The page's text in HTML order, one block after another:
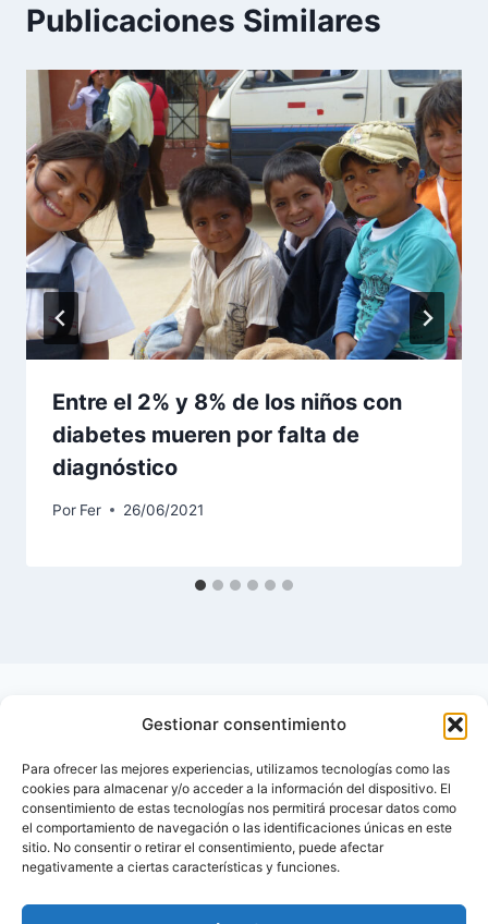
Gestionar consentimiento
Para ofrecer las mejores experiencias, utilizamos tecnologías como las
cookies para almacenar y/o acceder a la información del dispositivo. El
consentimiento de estas tecnologías nos permitirá procesar datos como
el comportamiento de navegación o las identificaciones únicas en este
sitio. No consentir o retirar el consentimiento, puede afectar
negativamente a ciertas características y funciones.
Publicaciones Similares
Entre el 2% y 8% de los niños con
diabetes mueren por falta de
diagnóstico
Por Fer 26/06/2021